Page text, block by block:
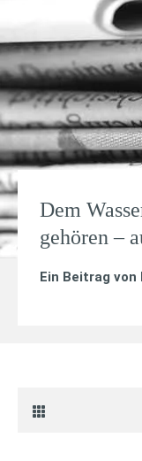
Dem
gehören –
Ein Beitrag von